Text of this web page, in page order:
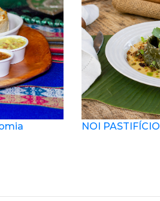
NOI PASTIFÍCIO